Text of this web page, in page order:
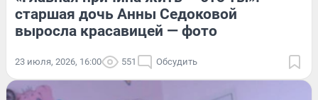
старшая дочь Анны Седоковой
выросла красавицей — фото
23 июля, 2026, 16:00 551 Обсудить